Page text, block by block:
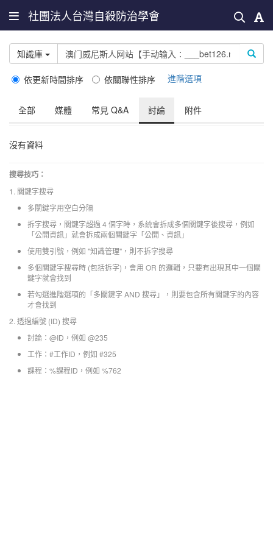
社團法人台灣自殺防治學會
知識庫
依更新時間排序 依關聯性排序 進階選項
全部 媒體 常見 Q&A 討論 附件
沒有資料
搜尋技巧：
1. 關鍵字搜尋
多關鍵字用空白分隔
拆字搜尋，關鍵字超過 4 個字時，系統會拆成多個關鍵字後搜尋，例如
「公開資訊」就會拆成兩個關鍵字「公開、資訊」
使用雙引號，例如 "知識管理"，則不拆字搜尋
多個關鍵字搜尋時 (包括拆字)，會用 OR 的邏輯，只要有出現其中一個關
鍵字就會找到
若勾選進階選項的「多關鍵字 AND 搜尋」，則要包含所有關鍵字的內容
才會找到
2. 透過編號 (ID) 搜尋
討論：@ID，例如 @235
工作：#工作ID，例如 #325
課程：%課程ID，例如 %762